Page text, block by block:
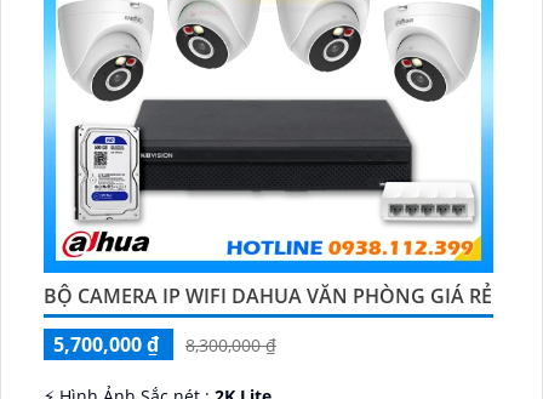
BỘ CAMERA IP WIFI DAHUA VĂN PHÒNG GIÁ RẺ
5,700,000 ₫
8,300,000 ₫